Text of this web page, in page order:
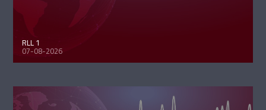
RLL 1
07-08-2026